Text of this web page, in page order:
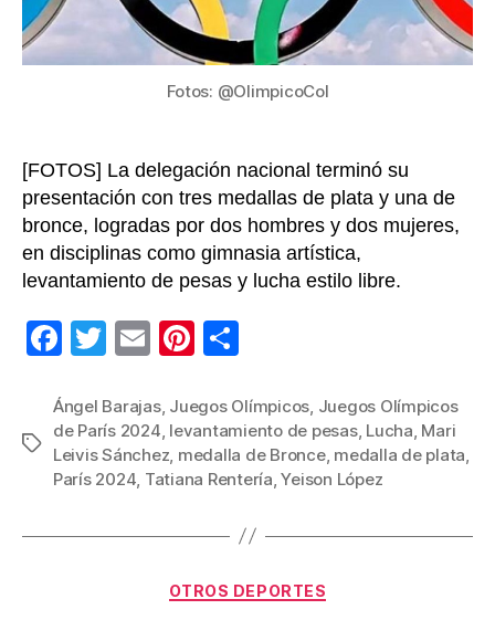
Fotos: @OlimpicoCol
[FOTOS] La delegación nacional terminó su
presentación con tres medallas de plata y una de
bronce, logradas por dos hombres y dos mujeres,
en disciplinas como gimnasia artística,
levantamiento de pesas y lucha estilo libre.
F
c
e
b
o
T
tt
er
E
ail
Pi
er
e
st
m
p
ar
Etiquetas
Ángel Barajas, Juegos Olímpicos, Juegos Olímpicos
de París 2024, levantamiento de pesas, Lucha, Mari
Leivis Sánchez, medalla de Bronce, medalla de plata,
París 2024, Tatiana Rentería,Yeison López
Categorías
OTROS DEPORTES